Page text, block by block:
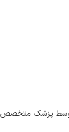
پزشک متخصص و